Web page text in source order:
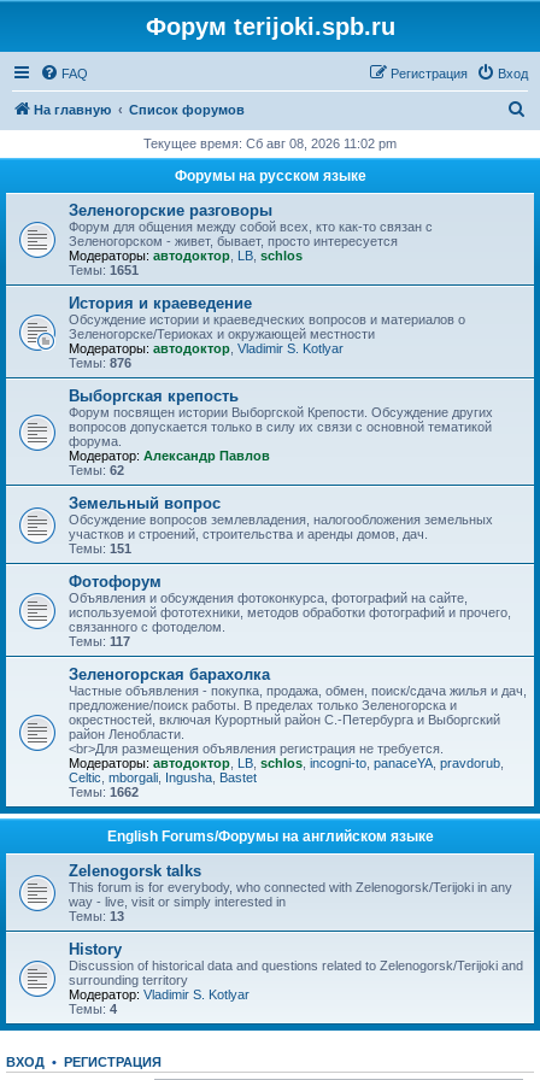
Форум terijoki.spb.ru
FAQ Вход
Регистрация
На главную Список форумов
с
Текущее время: Сб авг 08, 2026 11:02 pm
Форумы на русском языке
Зеленогорские разговоры
Форум для общения между собой всех, кто как-то связан с
Зеленогорском - живет, бывает, просто интересуется
Модераторы: автодоктор LB schlos
Темы: 1651
История и краеведение
Обсуждение истории и краеведческих вопросов и материалов о
Зеленогорске/Териоках и окружающей местности
Модераторы: автодоктор Vladimir S. Kotlyar
Темы: 876
Выборгская крепость
Форум посвящен истории Выборгской Крепости. Обсуждение других
вопросов допускается только в силу их связи с основной тематикой
форума.
Модератор: Александр Павлов
Темы: 62
Земельный вопрос
Обсуждение вопросов землевладения, налогообложения земельных
участков и строений, строительства и аренды домов, дач.
Темы: 151
Фотофорум
Объявления и обсуждения фотоконкурса, фотографий на сайте,
используемой фототехники, методов обработки фотографий и прочего,
связанного с фотоделом.
Темы: 117
Зеленогорская барахолка
Частные объявления - покупка, продажа, обмен, поиск/сдача жилья и дач,
предложение/поиск работы. В пределах только Зеленогорска и
окрестностей, включая Курортный район С.-Петербурга и Выборгский
район Ленобласти.
<br>Для размещения объявления регистрация не требуется.
Модераторы: автодоктор LB schlos incogni-to panaceYA pravdorub
Celtic mborgali Ingusha Bastet
Темы: 1662
English Forums/Форумы на английском языке
Zelenogorsk talks
This forum is for everybody, who connected with Zelenogorsk/Terijoki in any
way - live, visit or simply interested in
Темы: 13
History
Discussion of historical data and questions related to Zelenogorsk/Terijoki and
surrounding territory
Модератор: Vladimir S. Kotlyar
Темы: 4
ВХОД • РЕГИСТРАЦИЯ